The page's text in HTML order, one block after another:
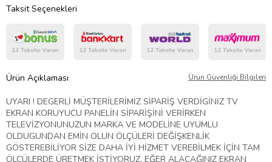
Taksit Seçenekleri
Ürün Açıklaması Ürün Güvenliği Bilgileri
UYARI ! DEGERLİ MÜŞTERİLERİMİZ SİPARİŞ VERDİGİNİZ TV
EKRAN KORUYUCU PANELİN SİPARİŞİNİ VERİRKEN
TELEVİZYONUNUZUN MARKA VE MODELİNE UYUMLU
OLDUGUNDAN EMİN OLUN ÖLÇÜLERİ DEĞİŞKENLİK
GÖSTEREBİLİYOR SİZE DAHA İYİ HİZMET VEREBİLMEK İÇİN TAM
ÖLÇÜLERDE ÜRETMEK İSTİYORUZ, EĞER ALACAĞINIZ EKRAN